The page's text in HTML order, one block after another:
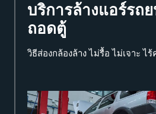
บริการล้างแอร์รถ
ถอดตู้
วิธีส่องกล้องล้าง ไม่รื้อ ไม่เจาะ ไร้